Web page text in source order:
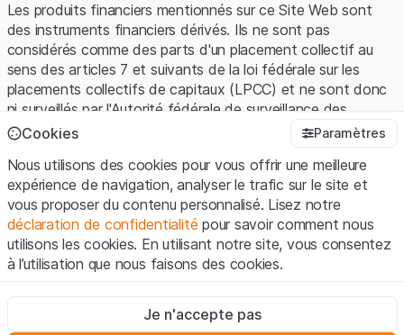
Les produits financiers mentionnés sur ce Site Web sont
des instruments financiers dérivés. Ils ne sont pas
considérés comme des parts d'un placement collectif au
sens des articles 7 et suivants de la loi fédérale sur les
placements collectifs de capitaux (LPCC) et ne sont donc
ni surveillés par l'Autorité fédérale de surveillance des
marchés financiers (FINMA) ni enregistrés auprès de la
protection spécifique des investisseurs prévue par la LPCC.
Conditions d'utilisation et informations juridiques
En utilisant le Site Web de Leonteq Securities AG (ci-après
"Site Web"), vous confirmez que vous avez compris et que
vous acceptez les informations juridiques, les notes
vous n'acceptez pas les Conditions d'utilisation, veuillez-
vous abstenir d'utiliser ce Site Web.
Cookies Paramètres
Nous utilisons des cookies pour vous offrir une meilleure
expérience de navigation, analyser le trafic sur le site et
vous proposer du contenu personnalisé. Lisez notre
déclaration de confidentialité pour savoir comment nous
utilisons les cookies. En utilisant notre site, vous consentez
à l’utilisation que nous faisons des cookies.
Ces cookies sont nécessaires au bon fonctionnement du site
Je n'accepte pas